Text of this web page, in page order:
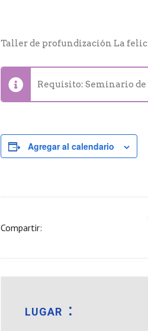
Taller de profundización La
Requisito: Seminario
Agregar al calendario
LUGAR
Compartir: